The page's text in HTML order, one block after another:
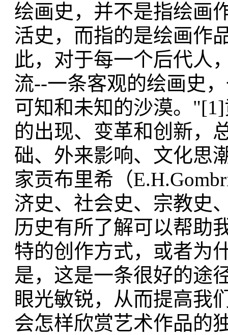
绘画史，并不是指绘画
活史，而指的是绘画作
此，对于每一个后代人
流--一条客观的绘画史
可知和未知的沙漠。
的出现、变革和创新，
础、外来影响、文化思
家贡布里希（
济史、社会史、宗教史
历史有所了解可以帮助
特的创作方式，或者为
是，这是一条很好的途
眼光敏锐，从而提高我
会怎样欣赏艺术作品的